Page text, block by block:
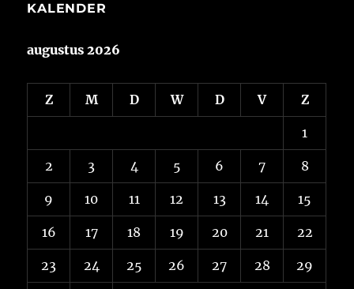
KALENDER
augustus 2026
Z M D W D V Z
1
2 3 4 5 6 7 8
9 10 11 12 13 14 15
16 17 18 19 20 21 22
23 24 25 26 27 28 29